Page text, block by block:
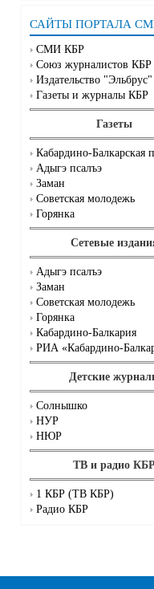
САЙТЫ ПОРТАЛА
СМИ КБР
Союз журналистов КБР
Издательство "Эльбрус"
Газеты и журналы КБР
Газеты
Кабардино-Балкарская
Адыгэ псалъэ
Заман
Советская молодежь
Горянка
Сетевые
Адыгэ псалъэ
Заман
Советская молодежь
Горянка
Кабардино-Балкария
РИА «Кабардино-
Детские
Солнышко
НУР
НЮР
ТВ и радио КБР
1 КБР (ТВ КБР)
Радио КБР